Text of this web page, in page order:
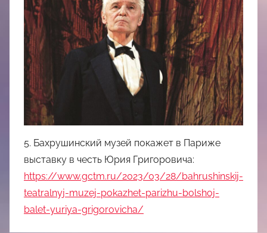
5. Бахрушинский музей покажет в Париже
выставку в честь Юрия Григоровича:
https://www.gctm.ru/2023/03/28/bahrushinskij-
teatralnyj-muzej-pokazhet-parizhu-bolshoj-
balet-yuriya-grigorovicha/